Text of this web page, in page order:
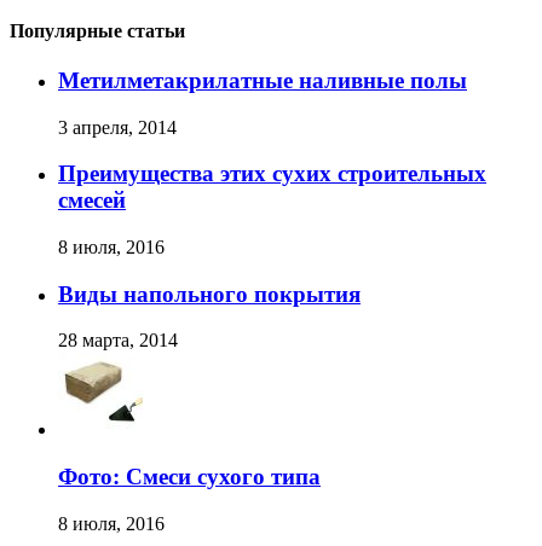
Популярные статьи
Метилметакрилатные наливные полы
3 апреля, 2014
Преимущества этих сухих строительных
смесей
8 июля, 2016
Виды напольного покрытия
28 марта, 2014
Фото: Смеси сухого типа
8 июля, 2016